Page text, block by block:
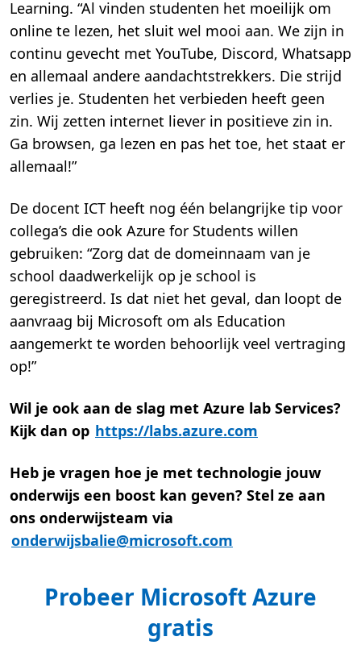
Learning. “Al vinden studenten het moeilijk om
online te lezen, het sluit wel mooi aan. We zijn in
continu gevecht met YouTube, Discord, Whatsapp
en allemaal andere aandachtstrekkers. Die strijd
verlies je. Studenten het verbieden heeft geen
zin. Wij zetten internet liever in positieve zin in.
Ga browsen, ga lezen en pas het toe, het staat er
allemaal!”
De docent ICT heeft nog één belangrijke tip voor
collega’s die ook Azure for Students willen
gebruiken: “Zorg dat de domeinnaam van je
school daadwerkelijk op je school is
geregistreerd. Is dat niet het geval, dan loopt de
aanvraag bij Microsoft om als Education
aangemerkt te worden behoorlijk veel vertraging
op!”
Wil je ook aan de slag met Azure lab Services?
Kijk dan op https://labs.azure.com
Heb je vragen hoe je met technologie jouw
onderwijs een boost kan geven? Stel ze aan
ons onderwijsteam via
onderwijsbalie@microsoft.com
Probeer Microsoft Azure
gratis